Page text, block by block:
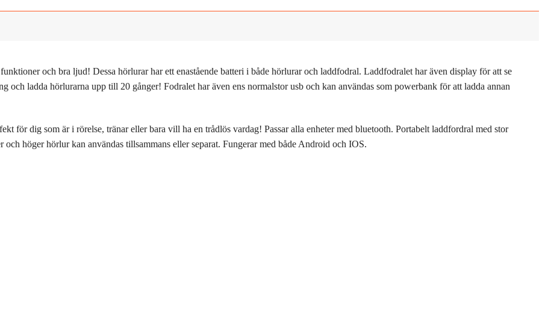
och bra ljud! Dessa hörlurar har ett enastående batteri i både hörlurar och laddfodral. Laddfodralet har även display för att se
ladda hörlurarna upp till 20 gånger! Fodralet har även ens normalstor usb och kan användas som powerbank för att ladda annan
för dig som är i rörelse, tränar eller bara vill ha en trådlös vardag! Passar alla enheter med bluetooth. Portabelt laddfordral med stor
höger hörlur kan användas tillsammans eller separat. Fungerar med både Android och IOS.